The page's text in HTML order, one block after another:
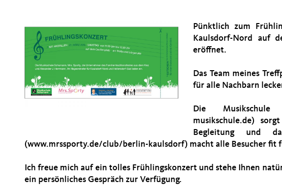
Pünktlich zum
Kaulsdorf-Nord auf
eröffnet.
Das Team meines
für alle Nachbarn
Die Musikschule
musikschule.de)
Begleitung und
(www.mrssporty.de/club/berlin-kaulsdorf) macht alle Besucher fit
Ich freue mich auf ein tolles Frühlingskonzert und stehe Ihnen
ein persönliches Gespräch zur Verfügung.